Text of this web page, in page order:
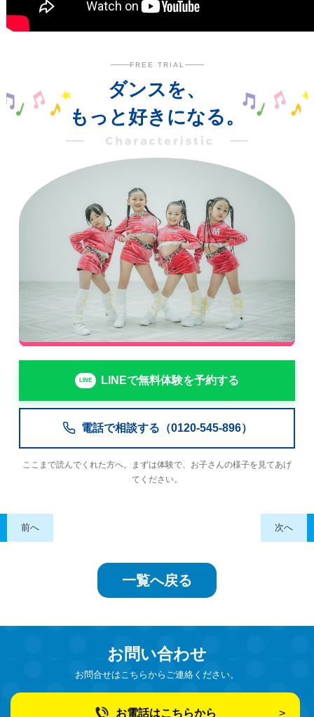
FREE TRIAL
ダンスを、
もっと好きになる。
LINEで無料体験を予約する
電話で相談する（0120-545-896）
ここまで読んでくれた方へ。まずは体験で、お子さんの様子を見てあげ
てください。
前へ 次へ
一覧へ戻る
お問い合わせ
お問合せはこちらからご連絡ください。
お電話はこちらから